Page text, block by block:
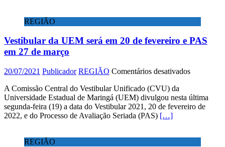
REGIÃO
Vestibular da UEM será em 20 de fevereiro e PAS
em 27 de março
20/07/2021 Publicador REGIÃO Comentários desativadosem
UEM
será
A Comissão Central do Vestibular Unificado (CVU) da
Universidade Estadual de Maringá (UEM) divulgou nesta última
segunda-feira (19) a data do Vestibular 2021, 20 de fevereiro de
2022, e do Processo de Avaliação Seriada (PAS) […]
REGIÃO